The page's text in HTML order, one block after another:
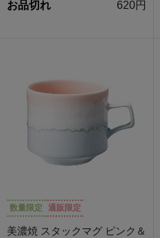
お品切れ
620円
数量限定 通販限定
美濃焼 スタックマグ ピンク＆